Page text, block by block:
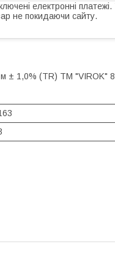
електронні
не покидаючи сайту.
± 1,0% (TR) ТМ "VIROK"